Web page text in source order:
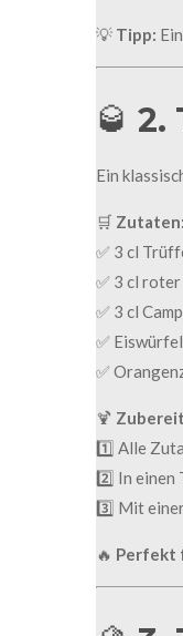
s
💡 Tipp:
🥃 2.
Ein
🛒 Zutaten:
✅ 3 cl
✅ 3 cl
✅ 3 cl
✅
✅
🍹
1️⃣ Alle
2️⃣ In einen
3️⃣ Mit
🔥 Perfekt